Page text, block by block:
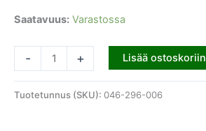
Saatavuus: Varastossa
- + Lisää ostoskoriin
Tuotetunnus (SKU): 046-296-006